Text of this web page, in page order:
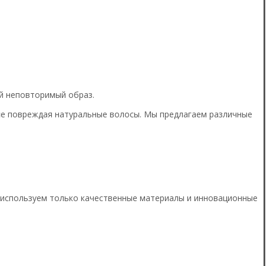
неповторимый образ.
повреждая натуральные волосы. Мы предлагаем различные
только качественные материалы и инновационные